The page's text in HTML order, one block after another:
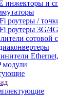
инжекторы и
роутеры /
роутеры 3G/
сотовой
модули